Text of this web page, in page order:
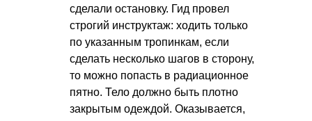
сделали остановку. Гид провел
строгий инструктаж: ходить только
по указанным тропинкам, если
сделать несколько шагов в сторону,
то можно попасть в радиационное
пятно. Тело должно быть плотно
закрытым одеждой. Оказывается,